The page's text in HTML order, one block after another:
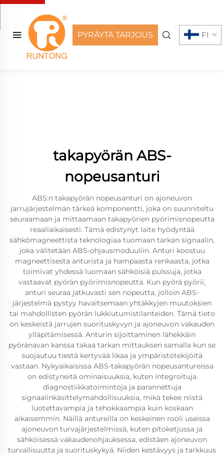
PYRÄYTÄ TARJOUS FI
takapyörän ABS-
nopeusanturi
ABS:n takapyörän nopeusanturi on ajoneuvon
jarrujärjestelmän tärkeä komponentti, joka on suunniteltu
seuraamaan ja mittaamaan takapyörien pyörimisnopeutta
reaaliaikaisesti. Tämä edistynyt laite hyödyntää
sähkömagneettista teknologiaa tuomaan tarkan signaalin,
joka välitetään ABS-ohjausmoduuliin. Anturi koostuu
magneettisesta anturista ja hampaasta renkaasta, jotka
toimivat yhdessä luomaan sähköisiä pulssuja, jotka
vastaavat pyörän pyörimisnopeutta. Kun pyörä pyörii,
anturi seuraa jatkuvasti sen nopeutta, jolloin ABS-
järjestelmä pystyy havaitsemaan yhtäkkyjen muutoksien
tai mahdollisten pyörän lukkiutumistilanteiden. Tämä tieto
on keskeistä jarrujen suorituskyvyn ja ajoneuvon vakauden
ylläpitämisessä. Anturin sijoittaminen lähekkäin
pyöränavan kanssa takaa tarkan mittauksen samalla kun se
suojautuu tiestä kertyvää likaa ja ympäristötekijöitä
vastaan. Nykyaikaisissa ABS-takapyörän nopeusantureissa
on edistyneitä ominaisuuksia, kuten integroituja
diagnostiikkatoimintoja ja parannettuja
signaalinkäsittelymahdollisuuksia, mikä tekee niistä
luotettavampia ja tehokkaampia kuin koskaan
aikaisemmin. Näillä antureilla on keskeinen rooli useissa
ajoneuvon turvajärjestelmissä, kuten pitoketjussa ja
sähköisessä vakaudenohjauksessa, edistäen ajoneuvon
turvallisuutta ja suorituskykyä. Niiden kestävyys ja tarkkuus